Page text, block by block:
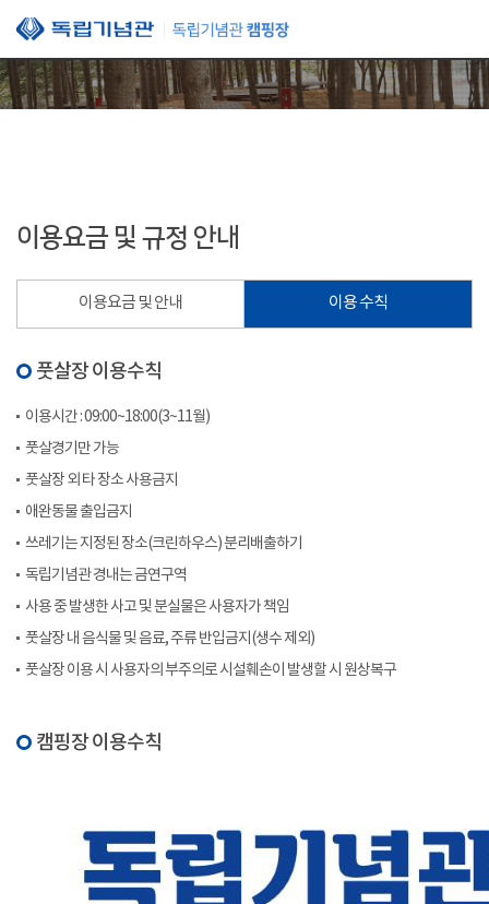
본문 바로가기
이용요금 및 규정 안내
이용요금 및 안내 이용 수칙
풋살장 이용수칙
이용시간 : 09:00~18:00(3~11월)
풋살경기만 가능
풋살장 외 타 장소 사용금지
애완동물 출입금지
쓰레기는 지정된 장소(크린하우스) 분리배출하기
독립기념관 경내는 금연구역
사용 중 발생한 사고 및 분실물은 사용자가 책임
풋살장 내 음식물 및 음료, 주류 반입금지(생수 제외)
풋살장 이용 시 사용자의 부주의로 시설훼손이 발생할 시 원상복구
캠핑장 이용수칙